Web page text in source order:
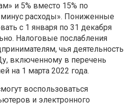
и 5% вместо 15% по
расходы». Пониженные
с 1 января по 31 декабря
Налоговые послабления
чья деятельность
включенному в перечень
на 1 марта 2022 года.
воспользоваться
и электронного